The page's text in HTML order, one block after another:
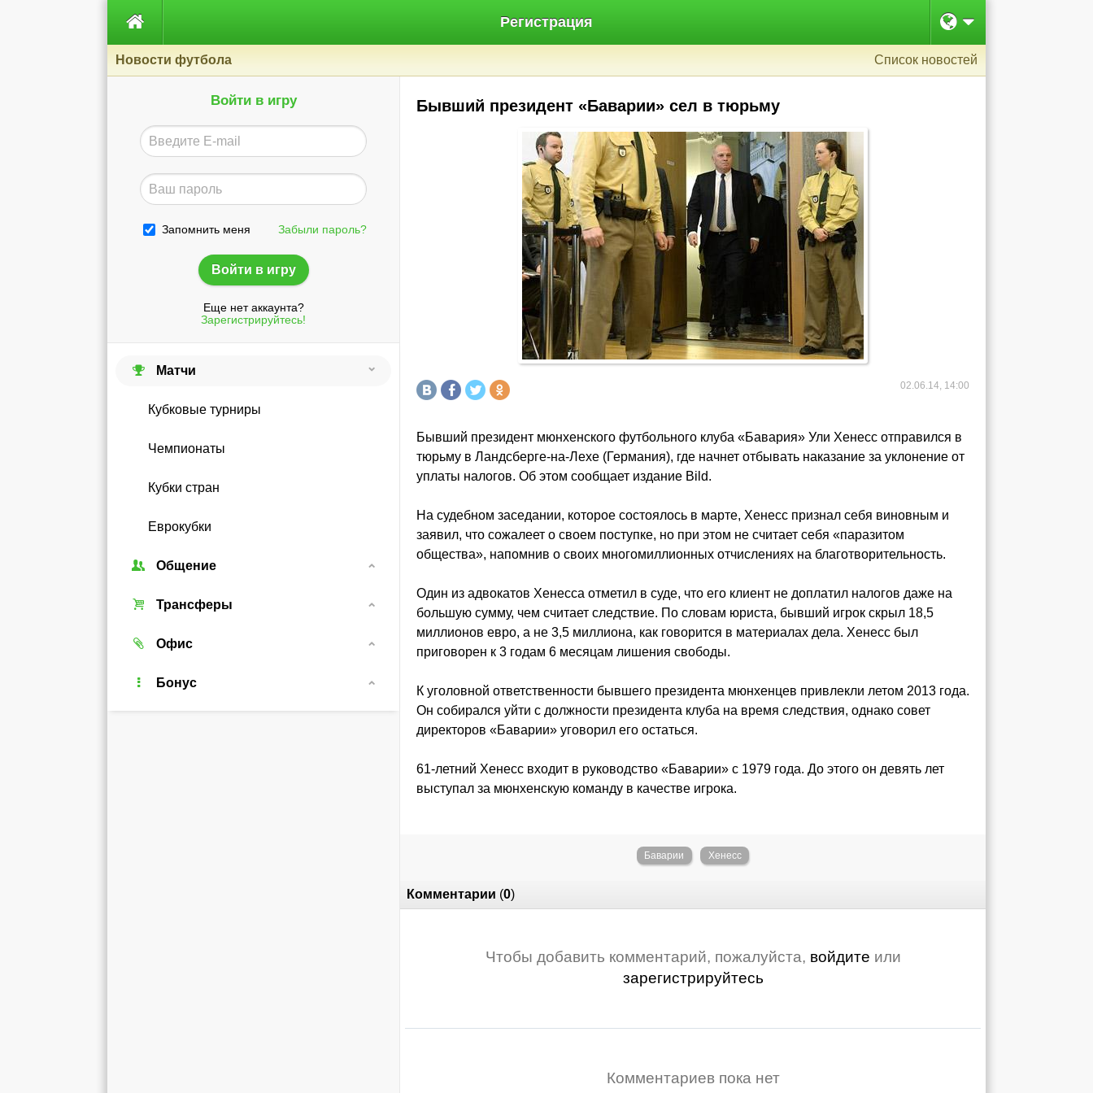
 Регистрация
Новости футбола Список новостей
Войти в игру
Запомнить меня Забыли пароль?
Еще нет аккаунта?
Зарегистрируйтесь!
Матчи
Кубковые турниры
Чемпионаты
Кубки стран
Еврокубки
Общение
Союзы
Форум
Чат
Трансферы
Трансферный рынок
Реальные игроки
Офис
Легенды
Бонус
Бывший президент «Баварии» сел в тюрьму
02.06.14, 14:00
Бывший президент мюнхенского футбольного клуба «Бавария» Ули Хенесс отправился в
тюрьму в Ландсберге-на-Лехе (Германия), где начнет отбывать наказание за уклонение от
уплаты налогов. Об этом сообщает издание Bild.
На судебном заседании, которое состоялось в марте, Хенесс признал себя виновным и
заявил, что сожалеет о своем поступке, но при этом не считает себя «паразитом
общества», напомнив о своих многомиллионных отчислениях на благотворительность.
Один из адвокатов Хенесса отметил в суде, что его клиент не доплатил налогов даже на
большую сумму, чем считает следствие. По словам юриста, бывший игрок скрыл 18,5
миллионов евро, а не 3,5 миллиона, как говорится в материалах дела. Хенесс был
приговорен к 3 годам 6 месяцам лишения свободы.
К уголовной ответственности бывшего президента мюнхенцев привлекли летом 2013 года.
Он собирался уйти с должности президента клуба на время следствия, однако совет
директоров «Баварии» уговорил его остаться.
61-летний Хенесс входит в руководство «Баварии» с 1979 года. До этого он девять лет
выступал за мюнхенскую команду в качестве игрока.
Баварии Хенесс
Комментарии (0)
Чтобы добавить комментарий, пожалуйста, войдите или
зарегистрируйтесь
Комментариев пока нет